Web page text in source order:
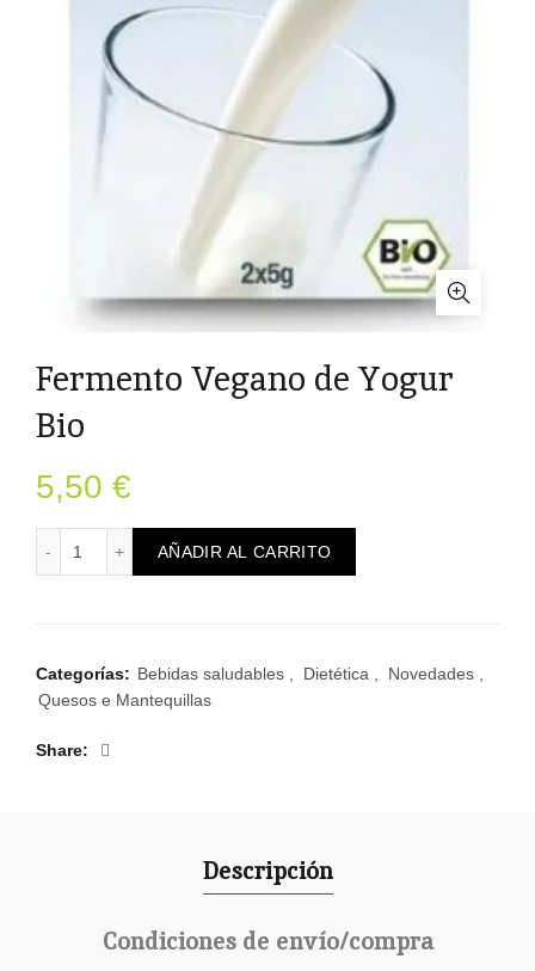
Fermento Vegano de Yogur
Bio
5,50 €
Fermento Vegano de Yogur Bio cantidad
AÑADIR AL CARRITO
Categorías: Bebidas saludables Dietética Novedades
Quesos e Mantequillas
Share
Descripción
Condiciones de envío/compra